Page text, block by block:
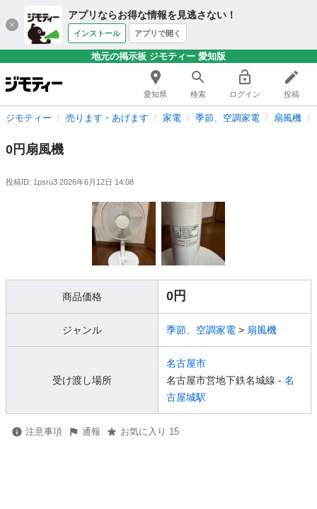
アプリならお得な情報を見逃さない！
インストール アプリで開く
地元の掲示板 ジモティー 愛知版
愛知県 検索 ログイン 投稿
ジモティー 売ります・あげます 家電 季節、空調家電 扇風機
0円扇風機
投稿ID: 1psru3 2026年6月12日 14:08
商品価格 0円
ジャンル 季節、空調家電 > 扇風機
受け渡し場所
名古屋市
名古屋市営地下鉄名城線 - 名
古屋城駅
注意事項 通報 お気に入り 15